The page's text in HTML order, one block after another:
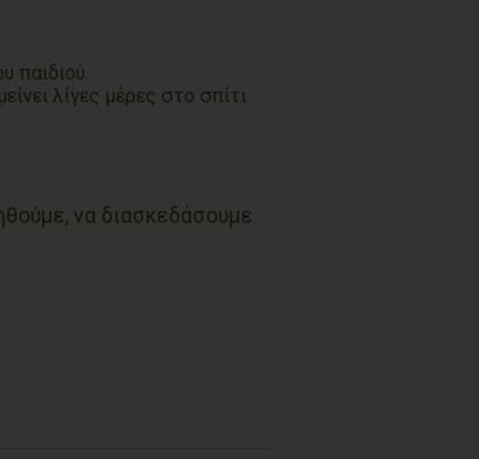
παιδιού.
λίγες μέρες στο σπίτι
να διασκεδάσουμε